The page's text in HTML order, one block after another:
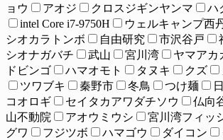
ョウ
アオジ クロスジギンヤンマ ハ
intel Core i7-9750H
ウェルキャンプ西
シオカラトンボ
自由研究 市沢谷戸
シオナガバチ
武山 宮川湾 ヤマアカ
ドビンゴ
ハマオモト タヌキ クズ
ツワブキ
秦野市 冬鳥 つけ麺
コオロギ
セイタカアワダチソウ 仏向
山不動院
アオウミウシ 宮川湾フィッ
グワ
フジツボ ハマゴウ ダイコン